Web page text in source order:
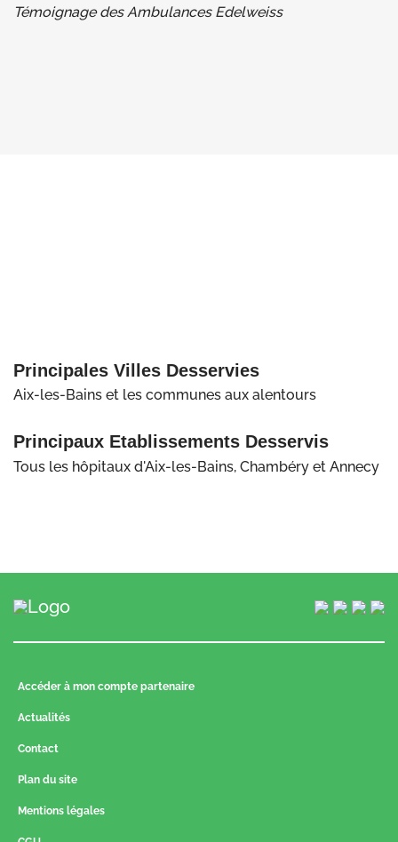
Témoignage des Ambulances Edelweiss
Principales Villes Desservies
Aix-les-Bains et les communes aux alentours
Principaux Etablissements Desservis
Tous les hôpitaux d'Aix-les-Bains, Chambéry et Annecy
Accéder à mon compte partenaire
Actualités
Contact
Plan du site
Mentions légales